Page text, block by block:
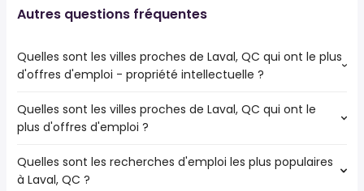
Autres questions fréquentes
Quelles sont les villes proches de Laval, QC qui ont le plus
d'offres d'emploi - propriété intellectuelle ?
Les villes proches de Laval, QC qui ont le plus d'offres
d'emploi - propriété intellectuelle sont :
Saint-Laurent
Anjou
Quelles sont les villes proches de Laval, QC qui ont le
plus d'offres d'emploi ?
Les 10 villes proches de Laval, QC qui ont le plus d'offres
d'emploi sont :
Quelles sont les recherches d'emploi les plus populaires
à Laval, QC ?